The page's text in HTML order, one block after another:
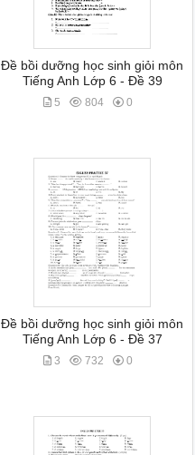
Đề bồi dưỡng học sinh giỏi môn
Tiếng Anh Lớp 6 - Đề 39
5 804 0
Đề bồi dưỡng học sinh giỏi môn
Tiếng Anh Lớp 6 - Đề 37
3 732 0